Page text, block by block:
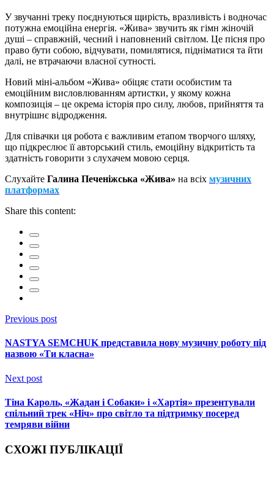
У звучанні треку поєднуються щирість, вразливість і водночас
потужна емоційна енергія. «Жива» звучить як гімн жіночій
душі – справжній, чесний і наповнений світлом. Це пісня про
право бути собою, відчувати, помилятися, підніматися та йти
далі, не втрачаючи власної сутності.
Новий міні-альбом «Жива» обіцяє стати особистим та
емоційним висловлюванням артистки, у якому кожна
композиція – це окрема історія про силу, любов, прийняття та
внутрішнє відродження.
Для співачки ця робота є важливим етапом творчого шляху,
що підкреслює її авторський стиль, емоційну відкритість та
здатність говорити з слухачем мовою серця.
Слухайте Галина Печеніжська «Жива» на всіх музичних
платформах
Share this content:
Previous post
NASTYA SEMCHUK представила нову музичну роботу під
назвою «Ти класна»
Next post
Тіна Кароль, «Жадан і Собаки» і «Хартія» презентували
спільний трек «Ніч» про світло та підтримку посеред
темряви війни
СХОЖІ ПУБЛІКАЦІЇ